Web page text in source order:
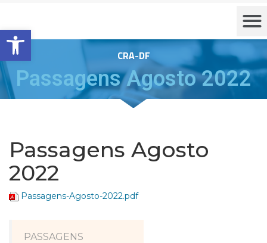
Barra de Ferramentas Aberta
CRA-DF
Passagens Agosto 2022
Passagens Agosto
2022
Passagens-Agosto-2022.pdf
PASSAGENS